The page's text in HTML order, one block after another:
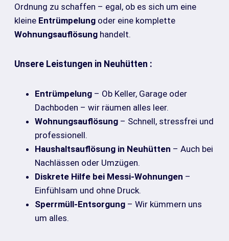
Ordnung zu schaffen – egal, ob es sich um eine
kleine Entrümpelung oder eine komplette
Wohnungsauflösung handelt.
Unsere Leistungen in Neuhütten :
Entrümpelung – Ob Keller, Garage oder
Dachboden – wir räumen alles leer.
Wohnungsauflösung – Schnell, stressfrei und
professionell.
Haushaltsauflösung in Neuhütten – Auch bei
Nachlässen oder Umzügen.
Diskrete Hilfe bei Messi-Wohnungen –
Einfühlsam und ohne Druck.
Sperrmüll-Entsorgung – Wir kümmern uns
um alles.